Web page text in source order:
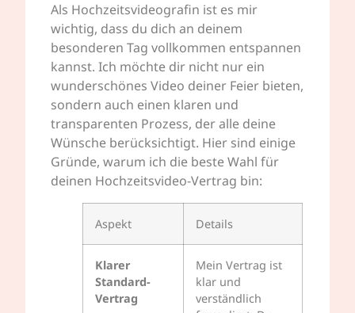
Als Hochzeitsvideografin ist es mir
wichtig, dass du dich an deinem
besonderen Tag vollkommen entspannen
kannst. Ich möchte dir nicht nur ein
wunderschönes Video deiner Feier bieten,
sondern auch einen klaren und
transparenten Prozess, der alle deine
Wünsche berücksichtigt. Hier sind einige
Gründe, warum ich die beste Wahl für
deinen Hochzeitsvideo-Vertrag bin:
Aspekt Details
Klarer
Standard-
Vertrag
Mein Vertrag ist
klar und
verständlich